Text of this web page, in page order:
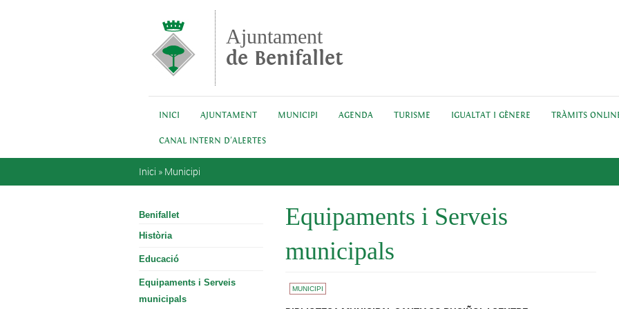
Ajuntament
de Benifallet
INICI AJUNTAMENT MUNICIPI AGENDA TURISME IGUALTAT I GÈNERE TRÀMITS
CANAL INTERN D'ALERTES
Inici » Municipi
Benifallet
Història
Educació
Equipaments i Serveis
municipals
Equipaments i Serveis
municipals
MUNICIPI